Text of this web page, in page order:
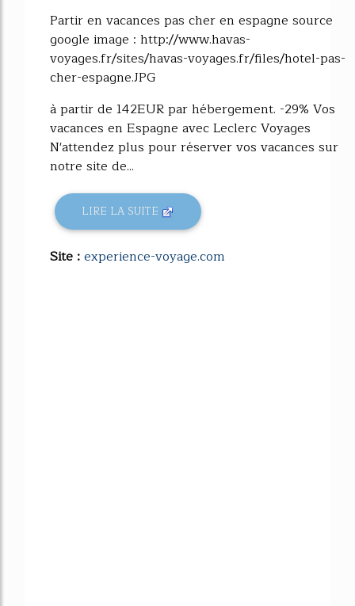
Partir en vacances pas cher en espagne source
google image : http://www.havas-
voyages.fr/sites/havas-voyages.fr/files/hotel-pas-
cher-espagne.JPG
à partir de 142EUR par hébergement. -29% Vos
vacances en Espagne avec Leclerc Voyages
N'attendez plus pour réserver vos vacances sur
notre site de...
LIRE LA SUITE
Site :experience-voyage.com